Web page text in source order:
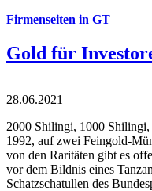
Firmenseiten in GT
Gold für
28.06.2021
2000 Shilingi, 1000 Shilingi,
1992, auf zwei Feingold-
von den Raritäten gibt es
vor dem Bildnis eines
Schatzschatullen des